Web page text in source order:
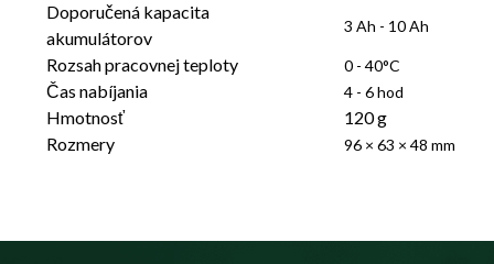
Doporučená kapacita
akumulátorov
3 Ah - 10 Ah
Rozsah pracovnej teploty 0 - 40°C
Čas nabíjania 4 - 6 hod
Hmotnosť
120 g
Rozmery
96 × 63 × 48 mm